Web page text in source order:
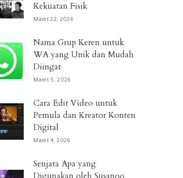
Kekuatan Fisik
Maret 22, 2026
Nama Grup Keren untuk
WA yang Unik dan Mudah
Diingat
Maret 5, 2026
Cara Edit Video untuk
Pemula dan Kreator Konten
Digital
Maret 4, 2026
Senjata Apa yang